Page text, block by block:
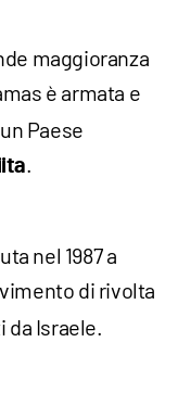
maggioranza
è armata e
Paese
nel 1987 a
di rivolta
Israele.